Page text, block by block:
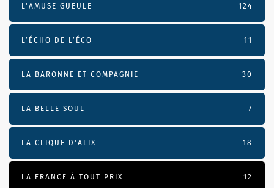
L'AMUSE GUEULE 124
L’ÉCHO DE L’ÉCO 11
LA BARONNE ET COMPAGNIE 30
LA BELLE SOUL 7
LA CLIQUE D'ALIX 18
LA FRANCE À TOUT PRIX 12